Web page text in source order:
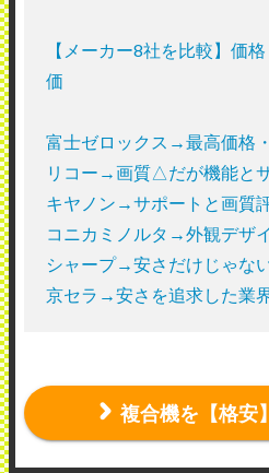
【メーカー8社を比較】価
価
富士ゼロックス→最高価格
リコー→画質△だが機能と
キヤノン→サポートと画質
コニカミノルタ→外観デザ
シャープ→安さだけじゃな
京セラ→安さを追求した業
複合機を【格安